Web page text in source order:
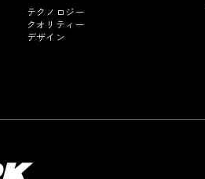
テクノロジー
クオリティー
デザイン